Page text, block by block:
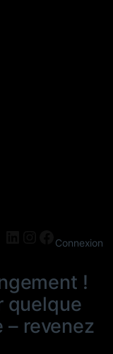
LinkedIn
Instagram
Connexion
!
quelque
revenez